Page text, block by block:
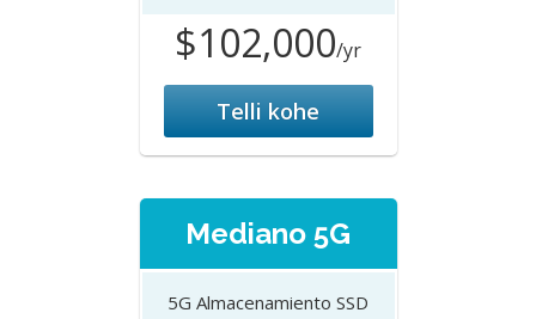
$102,000/yr
Telli kohe
Mediano 5G
5G Almacenamiento SSD